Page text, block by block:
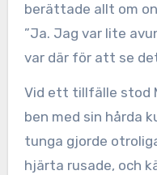
berättade allt om
”Ja. Jag var lite
var där för att se
Vid ett tillfälle stod
ben med sin hårda
tunga gjorde
hjärta rusade, och